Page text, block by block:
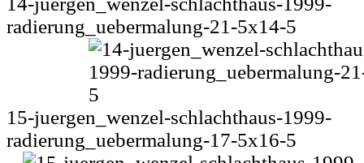
radierung_uebermalung-21-5x14-5
15-juergen_wenzel-schlachthaus-1999-
radierung_uebermalung-17-5x16-5